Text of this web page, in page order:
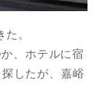
。
、ホテルに宿
したが、嘉峪